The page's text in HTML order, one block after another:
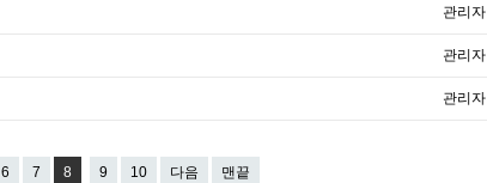
관리자
관리자
관리자
6 7 8 9 10 다음 맨끝